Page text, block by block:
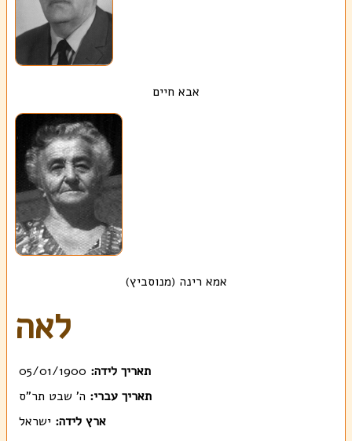
אבא חיים
אמא רינה (מנוסביץ)
לאה
תאריך לידה: 05/01/1900
תאריך עברי: ה' שבט תר"ס
ארץ לידה: ישראל